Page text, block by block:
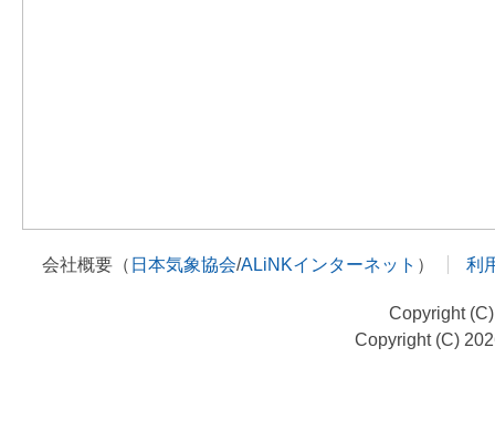
会社概要（ 日本気象協会/ALiNKインターネット ） 利
Copyright
Copyright (C)